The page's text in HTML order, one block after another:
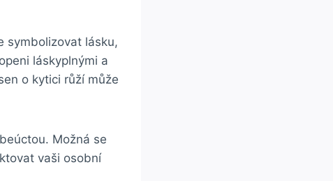
symbolizovat lásku,
láskyplnými a
o kytici růží může
Možná se
vaši osobní